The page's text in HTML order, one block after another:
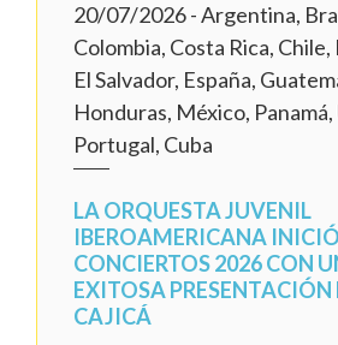
20/07/2026- Argentina,
Colombia, Costa Rica, Chile,
El Salvador, España,
Honduras, México,
Portugal, Cuba
LA ORQUESTA JUVENIL
IBEROAMERICANA
CONCIERTOS 2026 CON
EXITOSA PRESENTACIÓN
CAJICÁ